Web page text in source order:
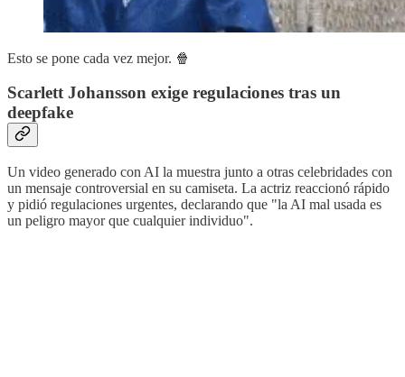
Esto se pone cada vez mejor. 🍿
Scarlett Johansson exige regulaciones tras un
deepfake
Un video generado con AI la muestra junto a otras celebridades con
un mensaje controversial en su camiseta. La actriz reaccionó rápido
y pidió regulaciones urgentes, declarando que "la AI mal usada es
un peligro mayor que cualquier individuo".